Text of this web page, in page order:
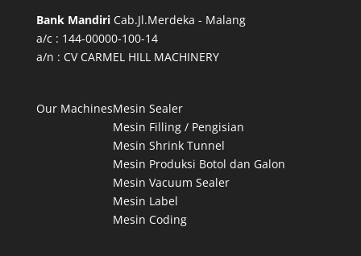
Bank MandiriCab.Jl.Merdeka - Malang
a/c : 144-00000-100-14
a/n : CV CARMEL HILL MACHINERY
Our MachinesMesin Sealer
Mesin Filling / Pengisian
Mesin Shrink Tunnel
Mesin Produksi Botol dan Galon
Mesin Vacuum Sealer
Mesin Label
Mesin Coding